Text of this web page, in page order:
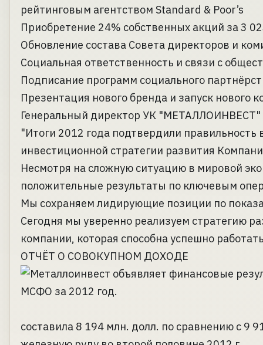
рейтинговым агентством Standard & Poor’s
Приобретение 24% собственных акций за 3
Обновление состава Совета директоров и
Социальная ответственность и связи с
Подписание программ социального
Презентация нового бренда и запуск нового
Генеральный директор УК "МЕТАЛЛОИНВЕСТ"
"Итоги 2012 года подтвердили
инвестиционной стратегии развития
Несмотря на сложную ситуацию в мировой
положительные результаты по ключевым
Мы сохраняем лидирующие позиции по
Сегодня мы уверенно реализуем стратегию
компании, которая способна успешно
ОТЧЁТ О СОВОКУПНОМ ДОХОДЕ
составила 8 194 млн. долл. по сравнению с 9